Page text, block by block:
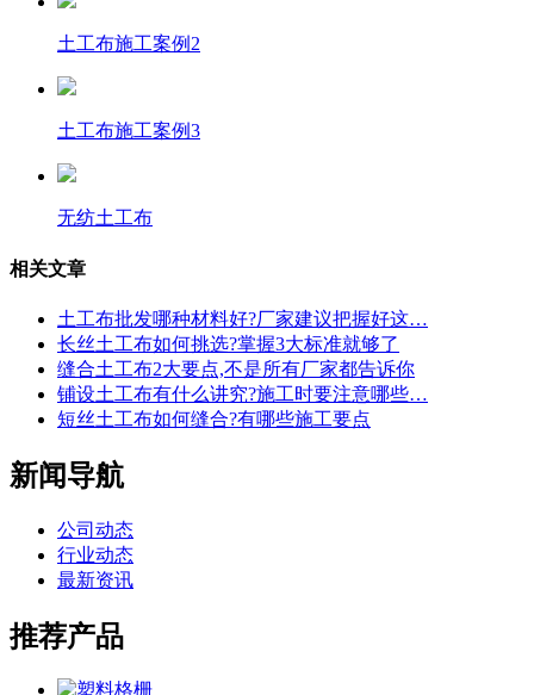
土工布施工案例2
土工布施工案例3
无纺土工布
相关文章
土工布批发哪种材料好?厂家建议把握好这…
长丝土工布如何挑选?掌握3大标准就够了
缝合土工布2大要点,不是所有厂家都告诉你
铺设土工布有什么讲究?施工时要注意哪些…
短丝土工布如何缝合?有哪些施工要点
新闻导航
公司动态
行业动态
最新资讯
推荐产品